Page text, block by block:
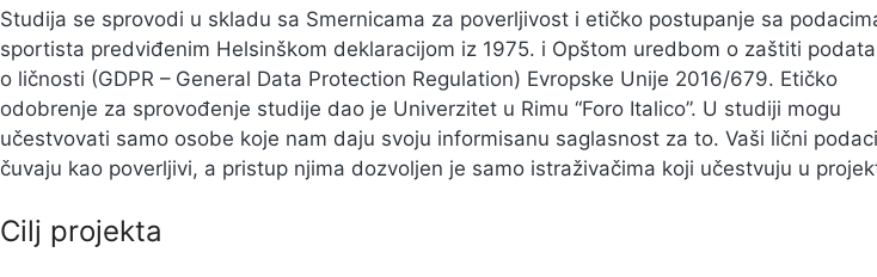
Studija se sprovodi u skladu sa Smernicama za poverljivost i etičko postupanje sa
sportista predviđenim Helsinškom deklaracijom iz 1975. i Opštom uredbom o zaštiti
o ličnosti (GDPR – General Data Protection Regulation) Evropske Unije 2016/679. Etičko
odobrenje za sprovođenje studije dao je Univerzitet u Rimu “Foro Italico”. U studiji mogu
učestvovati samo osobe koje nam daju svoju informisanu saglasnost za to. Vaši lični
čuvaju kao poverljivi, a pristup njima dozvoljen je samo istraživačima koji učestvuju u
Cilj projekta